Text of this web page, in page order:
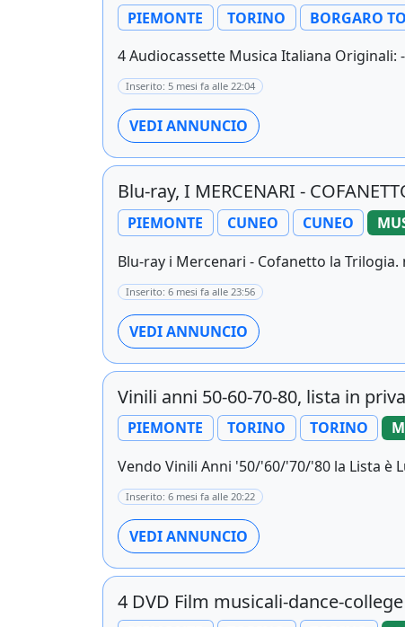
PIEMONTE TORINO BORGARO
4 Audiocassette Musica Italiana Originali:
Inserito: 5 mesi fa alle 22:04
VEDI ANNUNCIO
Blu-ray, I MERCENARI -
PIEMONTE CUNEO CUNEO
Blu-ray i Mercenari - Cofanetto la
Inserito: 6 mesi fa alle 23:56
VEDI ANNUNCIO
Vinili anni 50-60-70-80, lista in
PIEMONTE TORINO TORINO
Vendo Vinili Anni '50/'60/'70/'80 la Lista è
Inserito: 6 mesi fa alle 20:22
VEDI ANNUNCIO
4 DVD Film musicali-dance-college